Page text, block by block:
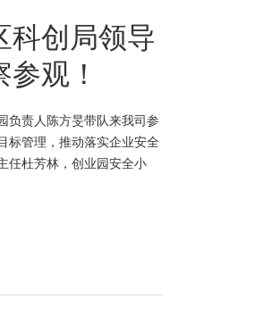
科创局领导
观！
负责人陈方旻带队来我司参
标管理，推动落实企业安全
任杜芳林，创业园安全小